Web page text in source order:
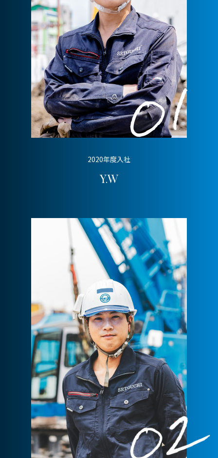
2020年度入社
Y.W